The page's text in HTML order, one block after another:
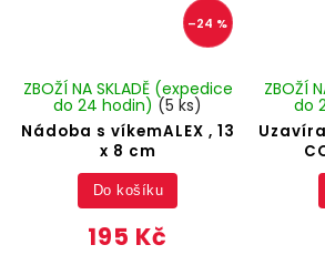
–24 %
Nádoba s víkemALEX , 13
x 8 cm
ZBOŽÍ NA SKLADĚ (expedice
do 24 hodin) (5 ks)
195 Kč
Do košíku
ZBOŽÍ
do